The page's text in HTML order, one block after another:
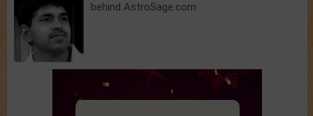
behind AstroSage.com